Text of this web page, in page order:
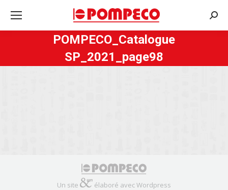
:
POMPECO_Catalogue
SP_2021_page98
Un site élaboré avec Wordpress